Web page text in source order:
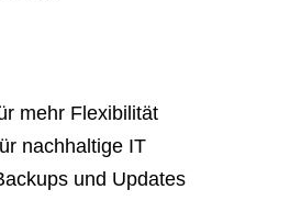
mehr Flexibilität
nachhaltige IT
und Updates